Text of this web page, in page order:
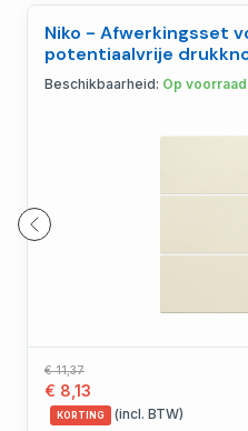
Niko - Afwerkingsset
potentiaalvrije
Beschikbaarheid: Op voorraad
€ 11,37
€ 8,13
KORTING (incl. BTW)